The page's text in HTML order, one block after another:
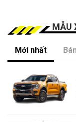
MẪU
Mới nhất